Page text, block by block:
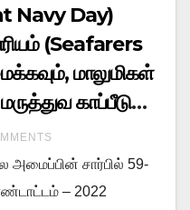
Navy Day)
(Seafarers
மாலுமிகள்
காப்பீடு
இந்திய
அமைப்பின் சார்பில் 59-
– 2022